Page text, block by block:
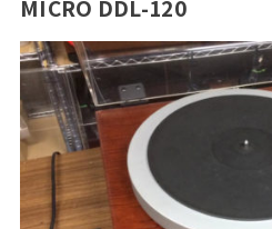
MICRO DDL-120